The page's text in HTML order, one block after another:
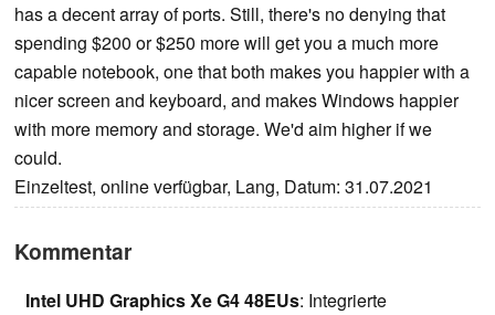
has a decent array of ports. Still, there's no denying that
spending $200 or $250 more will get you a much more
capable notebook, one that both makes you happier with a
nicer screen and keyboard, and makes Windows happier
with more memory and storage. We'd aim higher if we
could.
Einzeltest, online verfügbar, Lang, Datum: 31.07.2021
Kommentar
Intel UHD Graphics Xe G4 48EUs: Integrierte